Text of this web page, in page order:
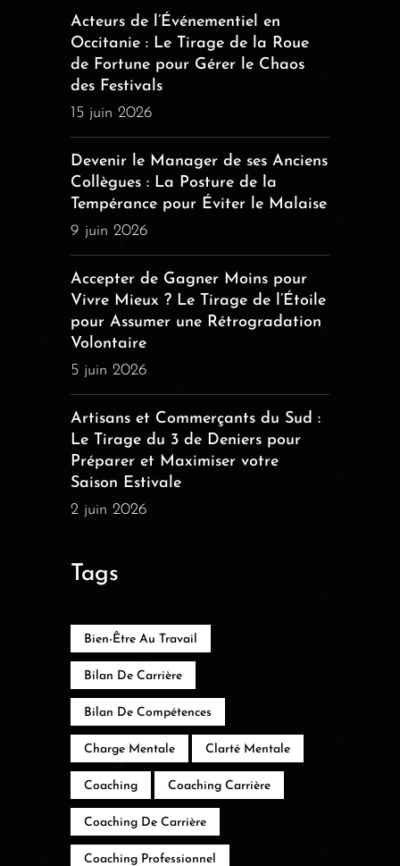
Acteurs de l’Événementiel en
Occitanie : Le Tirage de la Roue
de Fortune pour Gérer le Chaos
des Festivals
15 juin 2026
Devenir le Manager de ses Anciens
Collègues : La Posture de la
Tempérance pour Éviter le Malaise
9 juin 2026
Accepter de Gagner Moins pour
Vivre Mieux ? Le Tirage de l’Étoile
pour Assumer une Rétrogradation
Volontaire
5 juin 2026
Artisans et Commerçants du Sud :
Le Tirage du 3 de Deniers pour
Préparer et Maximiser votre
Saison Estivale
2 juin 2026
Tags
Bien-Être Au Travail
Bilan De Carrière
Bilan De Compétences
Charge Mentale Clarté Mentale
Coaching Coaching Carrière
Coaching De Carrière
Coaching Professionnel